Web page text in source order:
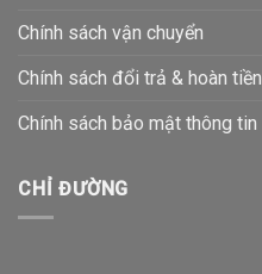
Chính sách vận chuyển
Chính sách đổi trả & hoàn tiền
Chính sách bảo mật thông tin
CHỈ ĐƯỜNG